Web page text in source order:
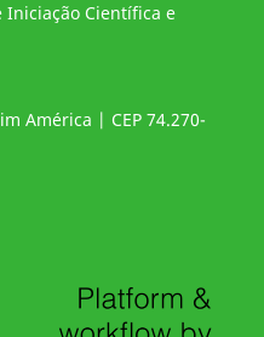
Iniciação Científica e
América | CEP 74.270-